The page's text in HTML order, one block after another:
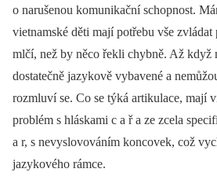
o narušenou komunikační schopnost.
vietnamské děti mají potřebu vše zvládat
mlčí, než by něco řekli chybně. Až když
dostatečně jazykově vybavené a
rozmluví se. Co se týká artikulace, mají
problém s hláskami c a ř a ze zcela
a r, s nevyslovováním koncovek, což
jazykového rámce.